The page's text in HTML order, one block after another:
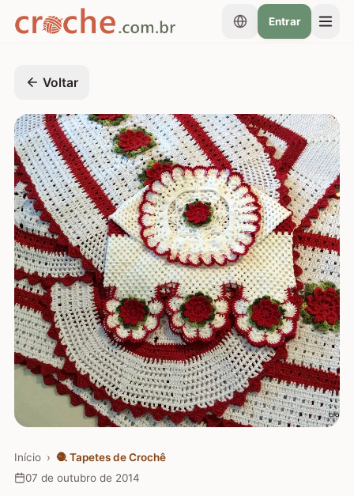
Entrar
Voltar
Início › 🧶 Tapetes de Crochê
07 de outubro de 2014